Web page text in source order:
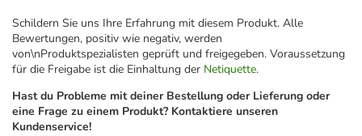
Schildern Sie uns Ihre Erfahrung mit diesem Produkt. Alle
Bewertungen, positiv wie negativ, werden
von\nProduktspezialisten geprüft und freigegeben. Voraussetzung
für die Freigabe ist die Einhaltung der Netiquette.
Hast du Probleme mit deiner Bestellung oder Lieferung oder
eine Frage zu einem Produkt? Kontaktiere unseren
Kundenservice!